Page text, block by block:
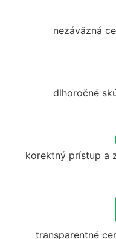
nezáväzná
dlhoročné
korektný prístup a
transparentné